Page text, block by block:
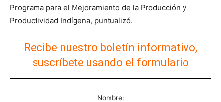
Programa para el Mejoramiento de la Producción y
Productividad Indígena, puntualizó.
Recibe nuestro boletín informativo,
suscríbete usando el formulario
Nombre: